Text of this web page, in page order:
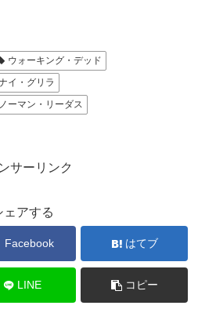
ウォーキング・デッド
イ・グリラ
ノーマン・リーダス
サーリンク
ェアする
Facebook はてブ
LINE コピー